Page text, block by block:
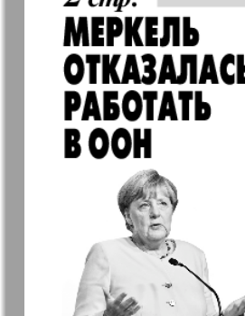
15
❬ Апельсин
МК-Германия
планета мнений
Новые Земляки
Panorama-mir